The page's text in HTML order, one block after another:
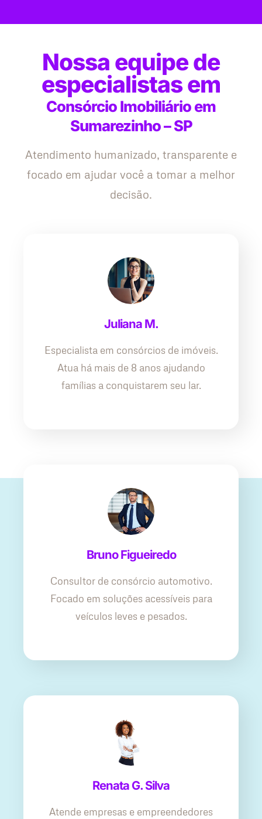
Nossa equipe de
especialistas em
Consórcio Imobiliário em
Sumarezinho – SP
Atendimento humanizado, transparente e
focado em ajudar você a tomar a melhor
decisão.
Juliana M.
Especialista em consórcios de imóveis.
Atua há mais de 8 anos ajudando
famílias a conquistarem seu lar.
Bruno Figueiredo
Consultor de consórcio automotivo.
Focado em soluções acessíveis para
veículos leves e pesados.
Renata G. Silva
Atende empresas e empreendedores